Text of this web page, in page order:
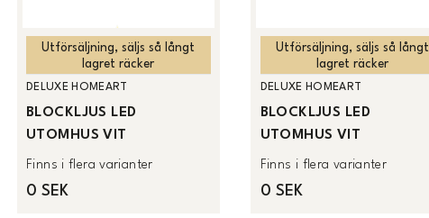
Utförsäljning, säljs så långt
lagret räcker
DELUXE HOMEART
BLOCKLJUS LED
UTOMHUS VIT
Finns i flera varianter
0 SEK
Utförsäljning, säljs så långt
lagret räcker
DELUXE HOMEART
BLOCKLJUS LED
UTOMHUS VIT
Finns i flera varianter
0 SEK